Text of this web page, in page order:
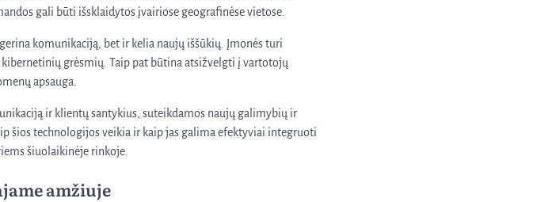
gali būti išsklaidytos įvairiose geografinėse vietose.
komunikaciją, bet ir kelia naujų iššūkių. Įmonės turi
grėsmių. Taip pat būtina atsižvelgti į vartotojų
apsauga.
ir klientų santykius, suteikdamos naujų galimybių ir
šios technologijos veikia ir kaip jas galima efektyviai integruoti
šiuolaikinėje rinkoje.
amžiuje